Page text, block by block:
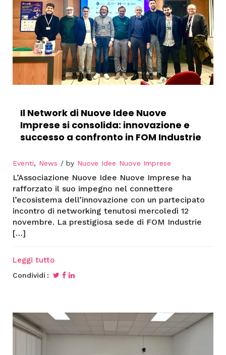
Il Network di Nuove Idee Nuove
Imprese si consolida: innovazione e
successo a confronto in FOM Industrie
Eventi, News by Nuove Idee Nuove Imprese
L’Associazione Nuove Idee Nuove Imprese ha
rafforzato il suo impegno nel connettere
l’ecosistema dell’innovazione con un partecipato
incontro di networking tenutosi mercoledì 12
novembre. La prestigiosa sede di FOM Industrie
[…]
Leggi tutto
Condividi